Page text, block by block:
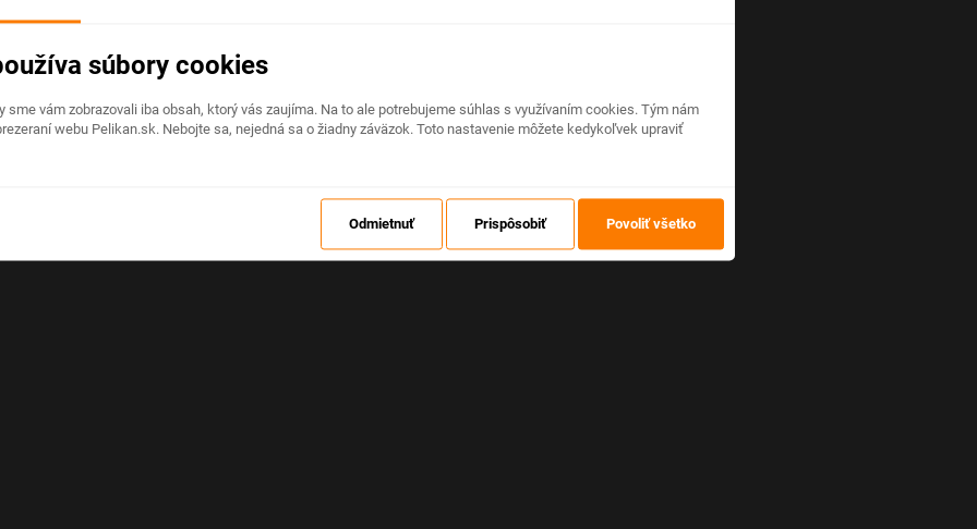
Na stránke nastala neočakávaná chyba
súbory cookies
sme vám zobrazovali iba obsah, ktorý vás zaujíma. Na to ale potrebujeme súhlas s využívaním cookies. Tým nám
webu Pelikan.sk. Nebojte sa, nejedná sa o žiadny záväzok. Toto nastavenie môžete kedykoľvek upraviť
Odmietnuť Prispôsobiť Povoliť všetko